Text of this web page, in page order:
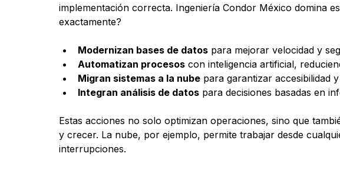
implementación correcta. Ingeniería Condor México domina
exactamente?
Modernizan bases de datos para mejorar velocidad y
Automatizan procesos con inteligencia artificial,
Migran sistemas a la nube para garantizar accesibilidad
Integran análisis de datos para decisiones basadas en
Estas acciones no solo optimizan operaciones, sino que
y crecer. La nube, por ejemplo, permite trabajar desde
interrupciones.